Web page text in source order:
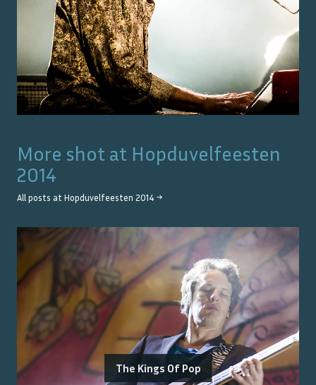
More shot at Hopduvelfeesten
2014
All posts at Hopduvelfeesten 2014 →
The Kings Of Pop